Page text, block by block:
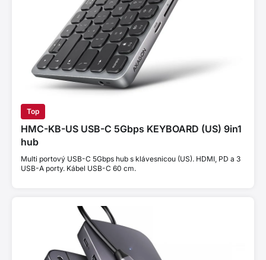
Top
HMC-KB-US USB-C 5Gbps KEYBOARD (US) 9in1
hub
Multi portový USB-C 5Gbps hub s klávesnicou (US). HDMI, PD a 3
USB-A porty. Kábel USB-C 60 cm.